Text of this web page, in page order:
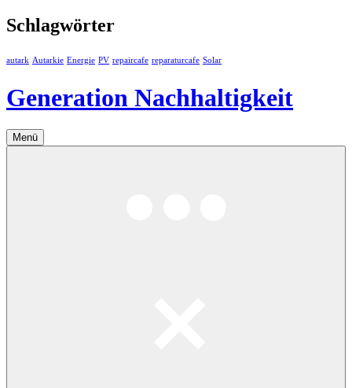
Schlagwörter
autark Autarkie Energie PV repaircafe reparaturcafe Solar
Generation Nachhaltigkeit
Menü